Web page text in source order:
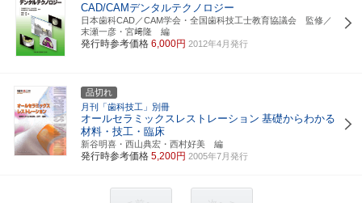
CAD/CAMデンタルテクノロジー
日本歯科CAD／CAM学会・全国歯科技工士教育協議会 監修／
末瀬一彦・宮﨑隆 編
発行時参考価格 6,000円 2012年4月発行
品切れ
月刊「歯科技工」別冊
オールセラミックスレストレーション 基礎からわかる
材料・技工・臨床
新谷明喜・西山典宏・西村好美 編
発行時参考価格 5,200円 2005年7月発行